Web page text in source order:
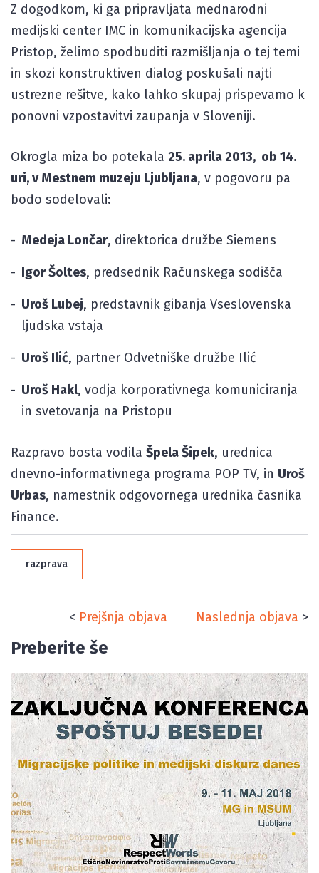
Z dogodkom, ki ga pripravljata mednarodni
medijski center IMC in komunikacijska agencija
Pristop, želimo spodbuditi razmišljanja o tej temi
in skozi konstruktiven dialog poskušali najti
ustrezne rešitve, kako lahko skupaj prispevamo k
ponovni vzpostavitvi zaupanja v Sloveniji.
Okrogla miza bo potekala 25. aprila 2013, ob 14.
uri, v Mestnem muzeju Ljubljana, v pogovoru pa
bodo sodelovali:
Medeja Lončar, direktorica družbe Siemens
Igor Šoltes, predsednik Računskega sodišča
Uroš Lubej, predstavnik gibanja Vseslovenska
ljudska vstaja
Uroš Ilić, partner Odvetniške družbe Ilić
Uroš Hakl, vodja korporativnega komuniciranja
in svetovanja na Pristopu
Razpravo bosta vodila Špela Šipek, urednica
dnevno-informativnega programa POP TV, in Uroš
Urbas, namestnik odgovornega urednika časnika
Finance.
razprava
< Prejšnja objava Naslednja objava >
Preberite še